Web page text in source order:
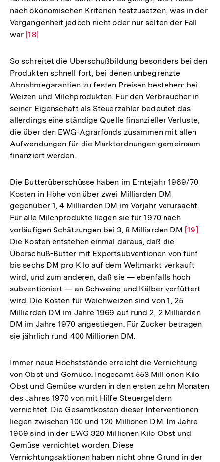
nach ökonomischen Kriterien festzusetzen, was in der
Vergangenheit jedoch nicht oder nur selten der Fall
war Zur
der
Fußnote
[18]
So schreitet die Überschußbildung besonders bei den
Produkten schnell fort, bei denen unbegrenzte
Abnahmegarantien zu festen Preisen bestehen: bei
Weizen und Milchprodukten. Für den Verbraucher in
seiner Eigenschaft als Steuerzahler bedeutet das
allerdings eine ständige Quelle finanzieller Verluste,
die über den EWG-Agrarfonds zusammen mit allen
Aufwendungen für die Marktordnungen gemeinsam
finanziert werden.
Die Butterüberschüsse haben im Erntejahr 1969/70
Kosten in Höhe von über zwei Milliarden DM
gegenüber 1, 4 Milliarden DM im Vorjahr verursacht.
Für alle Milchprodukte liegen sie für 1970 nach
vorläufigen Schätzungen bei 3, 8 Milliarden DM Zur
der
Fußnote
[19]
Die Kosten entstehen einmal daraus, daß die
Überschuß-Butter mit Exportsubventionen von fünf
bis sechs DM pro Kilo auf dem Weltmarkt verkauft
wird, und zum anderen, daß sie — ebenfalls hoch
subventioniert — an Schweine und Kälber verfüttert
wird. Die Kosten für Weichweizen sind von 1, 25
Milliarden DM im Jahre 1969 auf rund 2, 2 Milliarden
DM im Jahre 1970 angestiegen. Für Zucker betragen
sie jährlich rund 400 Millionen DM.
Immer neue Höchststände erreicht die Vernichtung
von Obst und Gemüse. Insgesamt 553 Millionen Kilo
Obst und Gemüse wurden in den ersten zehn Monaten
des Jahres 1970 von mit Hilfe Steuergeldern
vernichtet. Die Gesamtkosten dieser Interventionen
liegen zwischen 100 und 120 Millionen DM. Im Jahre
1969 sind in der EWG 320 Millionen Kilo Obst und
Gemüse vernichtet worden. Diese
Vernichtungsaktionen haben nicht ohne Grund in der